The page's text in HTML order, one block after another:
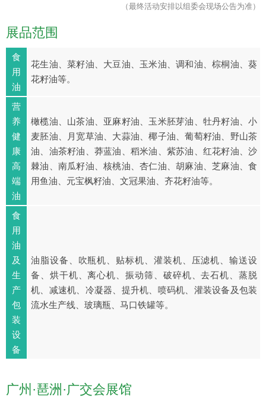
（最终活动安排以组委会现场公告为准）
展品范围
食
用
油
花生油、菜籽油、大豆油、玉米油、调和油、棕桐油、葵
花籽油等。
营
养
健
康
高
端
油
橄榄油、山茶油、亚麻籽油、玉米胚芽油、牡丹籽油、小
麦胚油、月宽草油、大蒜油、椰子油、葡萄籽油、野山茶
油、油茶籽油、莽蓝油、稻米油、紫苏油、红花籽油、沙
棘油、南瓜籽油、核桃油、杏仁油、胡麻油、芝麻油、食
用鱼油、元宝枫籽油、文冠果油、齐花籽油等。
食
用
油
及
生
产
包
装
设
备
油脂设备、吹瓶机、贴标机、灌装机、压滤机、输送设
备、烘干机、离心机、振动筛、破碎机、去石机、蒸脱
机、减速机、冷凝器、提升机、喷码机、灌装设备及包装
流水生产线、玻璃瓶、马口铁罐等。
广州·琶洲·广交会展馆